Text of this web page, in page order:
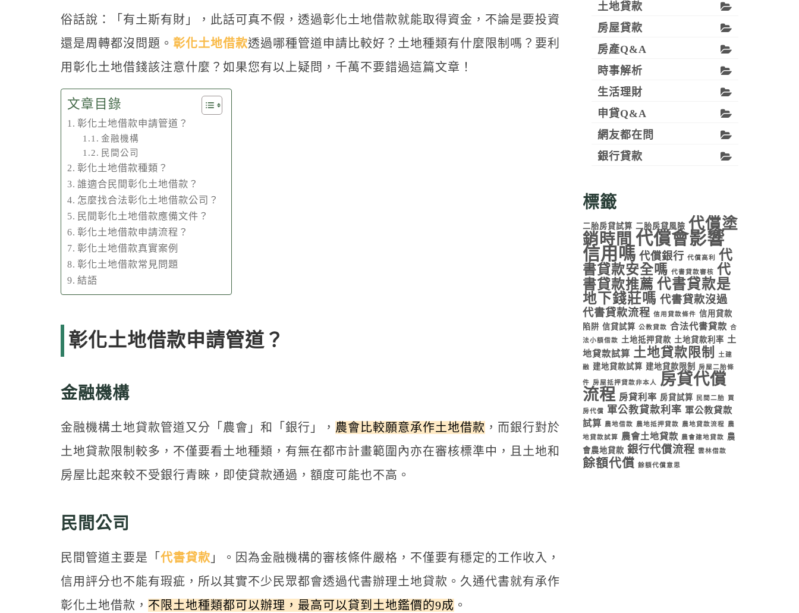
俗話說：「有土斯有財」，此話可真不假，透過彰化土地借款就能取得資金，不論是要投資
還是周轉都沒問題。 彰化土地借款透過哪種管道申請比較好？土地種類有什麼限制嗎？要利
用彰化土地借錢該注意什麼？如果您有以上疑問，千萬不要錯過這篇文章！
文章目錄
彰化土地借款申請管道？
金融機構
民間公司
彰化土地借款種類？
誰適合民間彰化土地借款？
怎麼找合法彰化土地借款公司？
民間彰化土地借款應備文件？
彰化土地借款申請流程？
彰化土地借款真實案例
彰化土地借款常見問題
結語
彰化土地借款申請管道？
金融機構
金融機構土地貸款管道又分「農會」和「銀行」， 農會比較願意承作土地借款 ，而銀行對於
土地貸款限制較多，不僅要看土地種類，有無在都市計畫範圍內亦在審核標準中，且土地和
房屋比起來較不受銀行青睞，即使貸款通過，額度可能也不高。
民間公司
民間管道主要是「 代書貸款 」。因為金融機構的審核條件嚴格，不僅要有穩定的工作收入，
信用評分也不能有瑕疵，所以其實不少民眾都會透過代書辦理土地貸款。久通代書就有承作
彰化土地借款， 不限土地種類都可以辦理，最高可以貸到土地鑑價的9成 。
土地貸款
房屋貸款
房產Q&A
時事解析
生活理財
申貸Q&A
網友都在問
銀行貸款
標籤
二胎房貸試算 二胎房貸風險 代償塗
銷時間 代償會影響
信用嗎 代償銀行 代償高利
代
書貸款安全嗎 代書貸款審核 代
書貸款推薦 代書貸款是
地下錢莊嗎 代書貸款沒過
代書貸款流程 信用貸款條件 信用貸款
陷阱 信貸試算 公教貸款 合法代書貸款 合
法小額借款 土地抵押貸款 土地貸款利率 土
地貸款試算 土地貸款限制
土建
融
建地貸款試算 建地貸款限制 房屋二胎條
件 房屋抵押貸款非本人
房貸代償
流程 房貸利率 房貸試算 民間二胎
買
房代償
軍公教貸款利率 軍公教貸款
試算
農地借款 農地抵押貸款 農地貸款流程
農
地貸款試算
農會土地貸款 農會建地貸款
農
會農地貸款 銀行代償流程 雲林借款
餘額代償 餘額代償意思